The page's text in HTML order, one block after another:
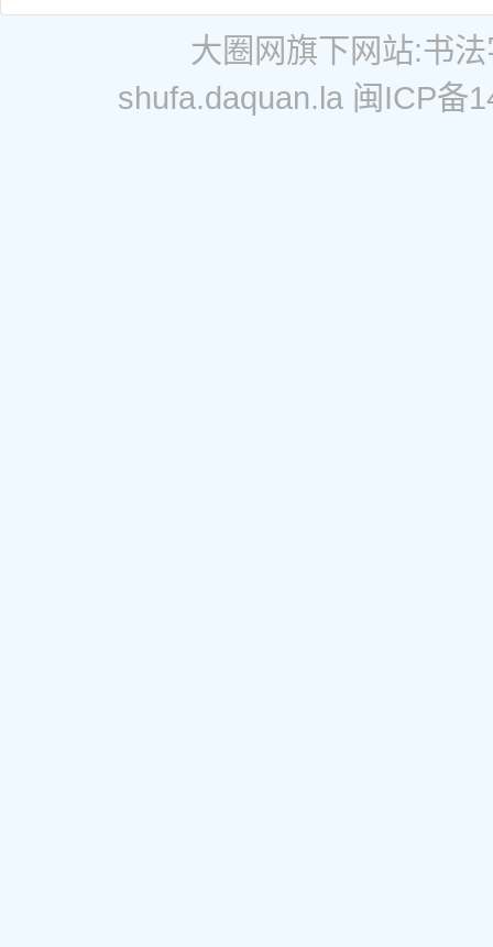
大圈网旗下网站:书
shufa.daquan.la 闽ICP备